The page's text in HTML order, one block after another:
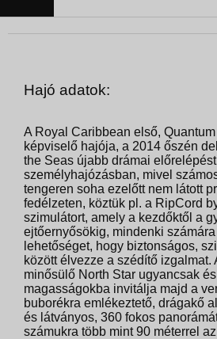
Hajó adatok:
A Royal Caribbean első,
képviselő hajója, a 2014 őszén
the Seas újabb drámai
személyhajózásban, mivel
tengeren soha ezelőtt nem látott
fedélzeten, köztük pl. a RipCord
szimulátort, amely a kezdőktől a
ejtőernyősökig, mindenki
lehetőséget, hogy biztonságos,
között élvezze a szédítő izgalmat.
minősülő North Star ugyancsak
magasságokba invitálja majd a
buborékra emlékeztető, drágakő
és látványos, 360 fokos
számukra több mint 90 méterrel